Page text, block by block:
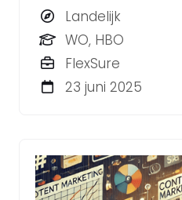
je een scherpe blik
marktontwikkelingen
om te zetten in
Dan zoeken wij jou
Landelijk
WO, HBO
FlexSure
23 juni 2025